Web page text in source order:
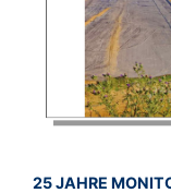
BROSCHÜRE:
25 JAHRE